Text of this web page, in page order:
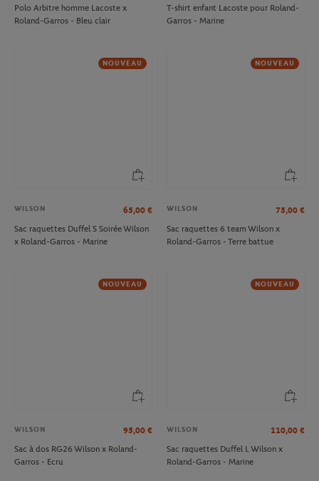
Polo Arbitre homme Lacoste x
Roland-Garros - Bleu clair
T-shirt enfant Lacoste pour Roland-
Garros - Marine
NOUVEAU
WILSON 65,00 €
Sac raquettes Duffel S Soirée Wilson
x Roland-Garros - Marine
NOUVEAU
WILSON 75,00 €
Sac raquettes 6 team Wilson x
Roland-Garros - Terre battue
NOUVEAU
WILSON 95,00 €
Sac à dos RG26 Wilson x Roland-
Garros - Ecru
NOUVEAU
WILSON 110,00 €
Sac raquettes Duffel L Wilson x
Roland-Garros - Marine